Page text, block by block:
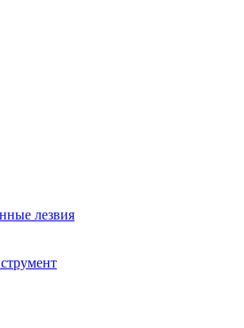
лезвия